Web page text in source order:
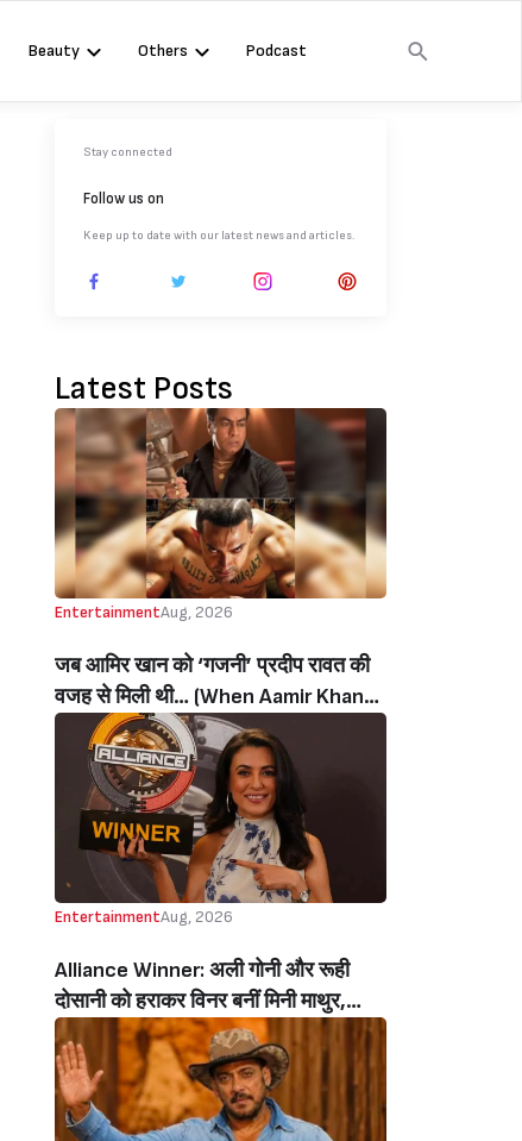
Beauty Others Podcast
Stay connected
Follow us on
Keep up to date with our latest news and articles.
Latest Posts
EntertainmentAug, 2026
जब आमिर खान को ‘गजनी’ प्रदीप रावत की
वजह से मिली थी… (When Aamir Khan
Got ‘Ghajini’ Because Of Pradeep
Rawat)
EntertainmentAug, 2026
Alliance Winner: अली गोनी और रूही
दोसानी को हराकर विनर बनीं मिनी माथुर,
इनाम में मिले 50 लाख रुपये और चमचमाती ही
ट्रॉफी (Mini Mathur Lifts Trophy
Beats Aly Goni And Ruhee Dosani)